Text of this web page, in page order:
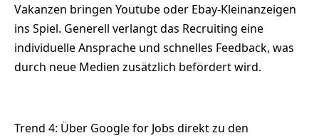
Vakanzen bringen Youtube oder Ebay-Kleinanzeigen
ins Spiel. Generell verlangt das Recruiting eine
individuelle Ansprache und schnelles Feedback, was
durch neue Medien zusätzlich befördert wird.
Trend 4: Über Google for Jobs direkt zu den